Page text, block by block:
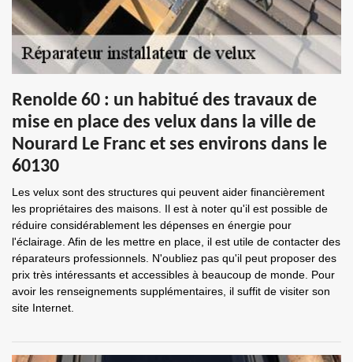
Renolde 60 : un habitué des travaux de
mise en place des velux dans la ville de
Nourard Le Franc et ses environs dans le
60130
Les velux sont des structures qui peuvent aider financièrement
les propriétaires des maisons. Il est à noter qu'il est possible de
réduire considérablement les dépenses en énergie pour
l'éclairage. Afin de les mettre en place, il est utile de contacter des
réparateurs professionnels. N'oubliez pas qu'il peut proposer des
prix très intéressants et accessibles à beaucoup de monde. Pour
avoir les renseignements supplémentaires, il suffit de visiter son
site Internet.